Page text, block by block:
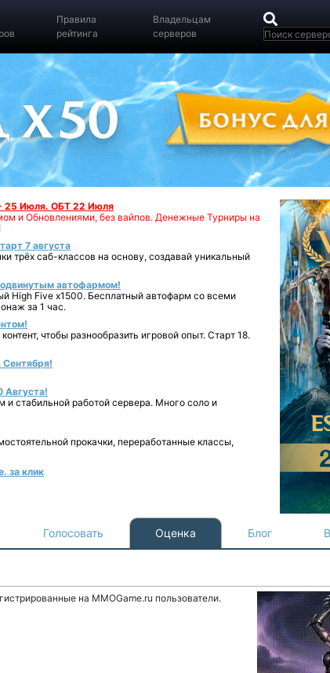
Правила
рейтинга
Владельцам
серверов
25 Июля. ОБТ 22 Июля
и Обновлениями, без вайпов. Денежные Турниры на
7 августа
трёх саб-классов на основу, создавай уникальный
автофармом!
Five x1500. Бесплатный автофарм со всеми
за 1 час.
чтобы разнообразить игровой опыт. Старт 18.
Сентября!
Августа!
и стабильной работой сервера. Много соло и
прокачки, переработанные классы,
за клик
Голосовать Оценка Блог
на MMOGame.ru пользователи.